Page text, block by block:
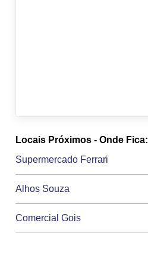
Locais Próximos - Onde Fica:
Supermercado Ferrari
Alhos Souza
Comercial Gois